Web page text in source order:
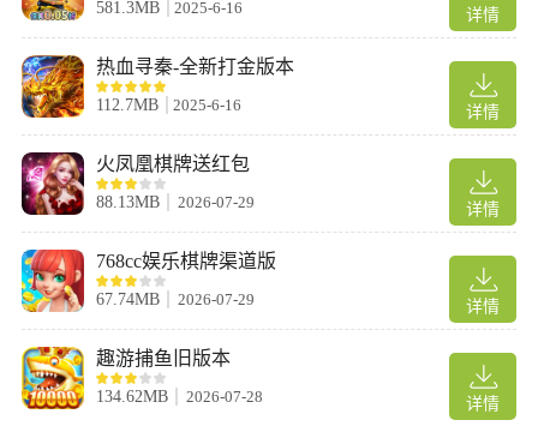
游戏特色
1、聚集了一大堆的Boss精英，大量金币自动送上来了！
2、鱼潮、副本、入侵等等的玩法，让你一次爽个够！
3、高赢率、高回报，让你的成就感满满的！
游戏技巧
想要轻松捕获BOSS，四个不要技巧是关键
玩过捕鱼游戏的船长们都知道，捕鱼游戏拥有栩栩如生的各类鱼
常丰厚的，但是想要轻松捕获到BOSS，拿下大奖也并不是一件简
单的事情，那么今天小渔就来带大家看看，在游戏中如何才能轻松
详情
581.3MB 2025-6-16
详情
热血寻秦-全新打金版本
112.7MB 2025-6-16
详情
火凤凰棋牌送红包
88.13MB 2026-07-29
详情
768cc娱乐棋牌渠道版
67.74MB 2026-07-29
详情
趣游捕鱼旧版本
134.62MB 2026-07-28